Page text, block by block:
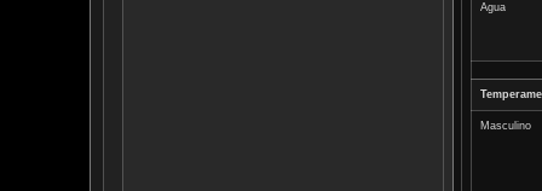
Agua
Masculino